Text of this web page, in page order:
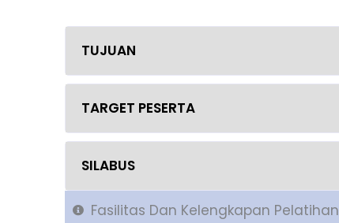
TUJUAN
TARGET PESERTA
SILABUS
Fasilitas Dan Kelengkapan Pelatihan